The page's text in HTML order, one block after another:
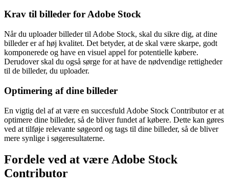
Krav til billeder for Adobe Stock
Når du uploader billeder til Adobe Stock, skal du sikre dig, at dine
billeder er af høj kvalitet. Det betyder, at de skal være skarpe, godt
komponerede og have en visuel appel for potentielle købere.
Derudover skal du også sørge for at have de nødvendige rettigheder
til de billeder, du uploader.
Optimering af dine billeder
En vigtig del af at være en succesfuld Adobe Stock Contributor er at
optimere dine billeder, så de bliver fundet af købere. Dette kan gøres
ved at tilføje relevante søgeord og tags til dine billeder, så de bliver
mere synlige i søgeresultaterne.
Fordele ved at være Adobe Stock
Contributor